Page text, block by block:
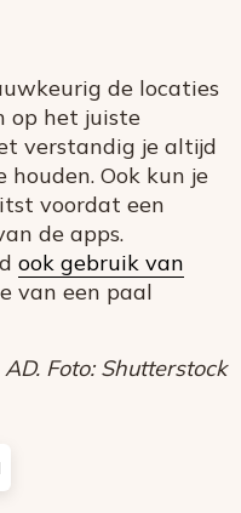
de locaties
op het juiste
verstandig je altijd
Ook kun je
voordat een
de apps.
ook gebruik van
van een paal
Foto: Shutterstock